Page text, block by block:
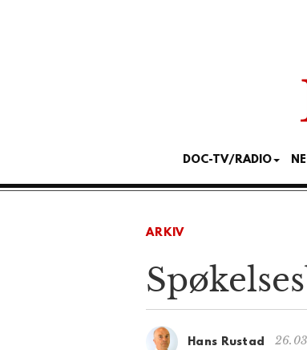
DOC-TV/RADIO
ARKIV
Hans Rustad